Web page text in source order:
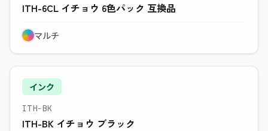
ITH-6CL イチョウ 6色パック 互換品
マルチ
インク
ITH-BK
ITH-BK イチョウ ブラック